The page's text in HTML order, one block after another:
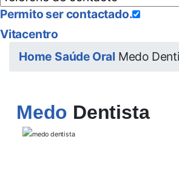
Permito ser contactado.
Vitacentro
Home Saúde Oral Medo
Medo Dentista